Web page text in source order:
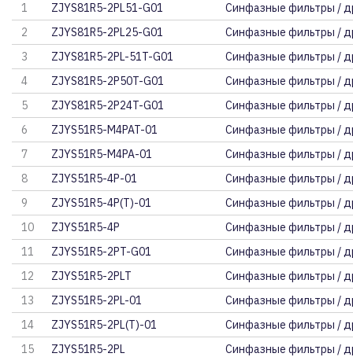
1 ZJYS81R5-2PL51-G01
Синфазные фильтры /
2
ZJYS81R5-2PL25-G01
Синфазные фильтры /
3
ZJYS81R5-2PL-51T-G01
Синфазные фильтры /
4
ZJYS81R5-2P50T-G01
Синфазные фильтры /
5
ZJYS81R5-2P24T-G01
Синфазные фильтры /
6
ZJYS51R5-M4PAT-01
Синфазные фильтры /
7
ZJYS51R5-M4PA-01
Синфазные фильтры /
8
ZJYS51R5-4P-01
Синфазные фильтры /
9
ZJYS51R5-4P(T)-01
Синфазные фильтры /
10
ZJYS51R5-4P
Синфазные фильтры /
11
ZJYS51R5-2PT-G01
Синфазные фильтры /
12
ZJYS51R5-2PLT
Синфазные фильтры /
13
ZJYS51R5-2PL-01
Синфазные фильтры /
14
ZJYS51R5-2PL(T)-01
Синфазные фильтры /
15
ZJYS51R5-2PL
Синфазные фильтры /